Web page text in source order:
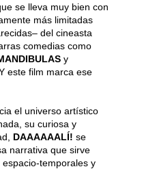
se lleva muy bien con
más limitadas
del cineasta
comedias como
y
este film marca ese
el universo artístico
su curiosa y
DAAAAAALÍ! se
narrativa que sirve
temporales y